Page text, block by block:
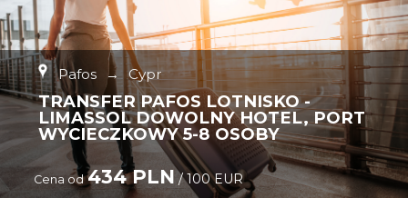
Pafos → Cypr
TRANSFER PAFOS LOTNISKO -
LIMASSOL DOWOLNY HOTEL, PORT
WYCIECZKOWY 5-8 OSOBY
Cena od 434 PLN/ 100 EUR